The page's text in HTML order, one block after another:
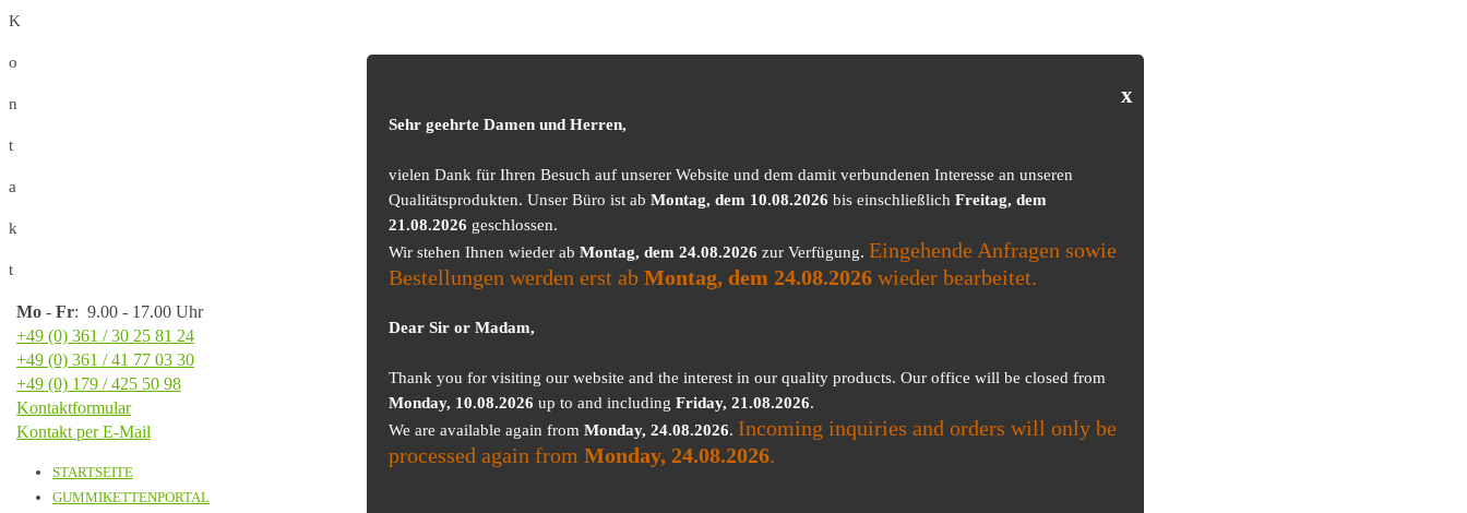
K
o
n
t
a
k
t
Mo - Fr: 9.00 - 17.00 Uhr
+49 (0) 361 / 30 25 81 24
+49 (0) 361 / 41 77 03 30
+49 (0) 179 / 425 50 98
Kontaktformular
Kontakt per E-Mail
STARTSEITE
GUMMIKETTENPORTAL
x
Sehr geehrte Damen und Herren,
vielen Dank für Ihren Besuch auf unserer Website und dem damit verbundenen Interesse an unseren
Qualitätsprodukten. Unser Büro ist ab Montag, dem 10.08.2026 bis einschließlich Freitag, dem
21.08.2026 geschlossen.
Wir stehen Ihnen wieder ab Montag, dem 24.08.2026 zur Verfügung. Eingehende Anfragen sowie
Bestellungen werden erst ab Montag, dem 24.08.2026 wieder bearbeitet.
Dear Sir or Madam,
Thank you for visiting our website and the interest in our quality products. Our office will be closed from
Monday, 10.08.2026 up to and including Friday, 21.08.2026.
We are available again from Monday, 24.08.2026. Incoming inquiries and orders will only be
processed again from Monday, 24.08.2026.